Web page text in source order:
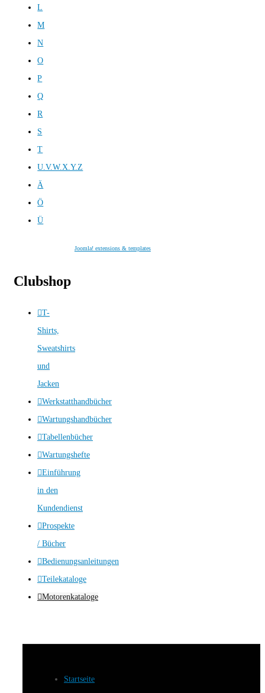
L
M
N
O
P
Q
R
S
T
U.V.W.X.Y.Z
Ä
Ö
Ü
Joomla! extensions & templates
Clubshop
T-
Shirts,
Sweatshirts
und
Jacken
Werkstatthandbücher
Wartungshandbücher
Tabellenbücher
Wartungshefte
Einführung
in den
Kundendienst
Prospekte
/ Bücher
Bedienungsanleitungen
Teilekataloge
Motorenkataloge
Startseite